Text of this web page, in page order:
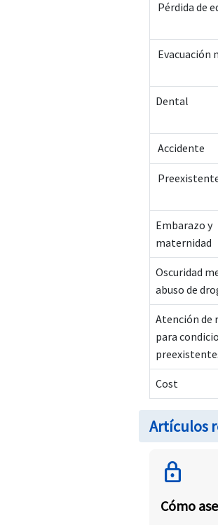
Pérdida de
Evacuación
Dental
Accidente
Embarazo y
maternidad
Oscuridad
abuso de
Atención de
para
Cost
Artículos
lock
Cómo